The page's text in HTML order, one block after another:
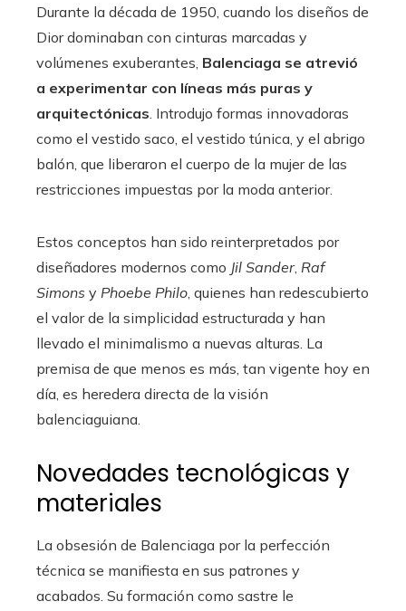
Durante la década de 1950, cuando los diseños de
Dior dominaban con cinturas marcadas y
volúmenes exuberantes, Balenciaga se atrevió
a experimentar con líneas más puras y
arquitectónicas. Introdujo formas innovadoras
como el vestido saco, el vestido túnica, y el abrigo
balón, que liberaron el cuerpo de la mujer de las
restricciones impuestas por la moda anterior.
Estos conceptos han sido reinterpretados por
diseñadores modernos como Jil Sander, Raf
Simons y Phoebe Philo, quienes han redescubierto
el valor de la simplicidad estructurada y han
llevado el minimalismo a nuevas alturas. La
premisa de que menos es más, tan vigente hoy en
día, es heredera directa de la visión
balenciaguiana.
Novedades tecnológicas y
materiales
La obsesión de Balenciaga por la perfección
técnica se manifiesta en sus patrones y
acabados. Su formación como sastre le